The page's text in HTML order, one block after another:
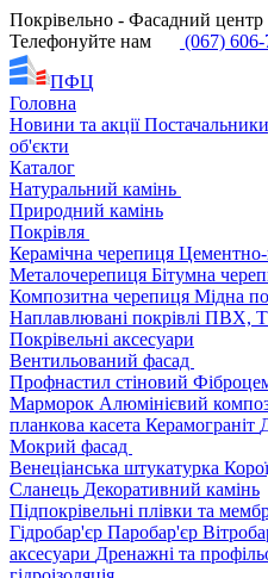
Покрівельно - Фасадний центр
Телефонуйте нам
(067)
ПФЦ
Головна
Новини та акції
об'єкти
Каталог
Натуральний камінь
Природний камінь
Покрівля
Керамічна черепиця Цементно-
Металочерепиця Бітумна
Композитна черепиця Мідна
Наплавлювані покрівлі ПВХ,
Покрівельні аксесуари
Вентильований фасад
Профнастил стіновий
Марморок Алюмінієвий
планкова касета Керамограніт
Мокрий фасад
Венеціанська штукатурка
Сланець Декоративний камінь
Підпокрівельні плівки та
Гідробар'єр Паробар'єр
аксесуари Дренажні та